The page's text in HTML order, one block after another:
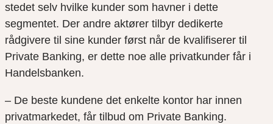
stedet selv hvilke kunder som havner i dette
segmentet. Der andre aktører tilbyr dedikerte
rådgivere til sine kunder først når de kvalifiserer til
Private Banking, er dette noe alle privatkunder får i
Handelsbanken.
– De beste kundene det enkelte kontor har innen
privatmarkedet, får tilbud om Private Banking.